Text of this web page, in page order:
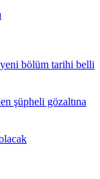
bölüm tarihi belli
şüpheli gözaltına